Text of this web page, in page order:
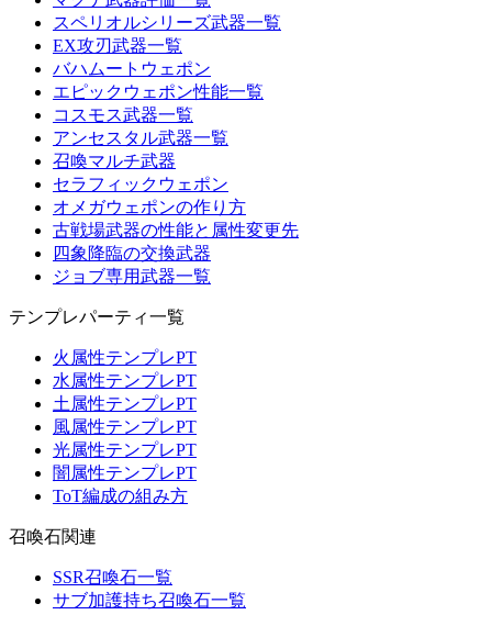
スペリオルシリーズ武器一覧
EX攻刃武器一覧
バハムートウェポン
エピックウェポン性能一覧
コスモス武器一覧
アンセスタル武器一覧
召喚マルチ武器
セラフィックウェポン
オメガウェポンの作り方
古戦場武器の性能と属性変更先
四象降臨の交換武器
ジョブ専用武器一覧
テンプレパーティ一覧
火属性テンプレPT
水属性テンプレPT
土属性テンプレPT
風属性テンプレPT
光属性テンプレPT
闇属性テンプレPT
ToT編成の組み方
召喚石関連
SSR召喚石一覧
サブ加護持ち召喚石一覧